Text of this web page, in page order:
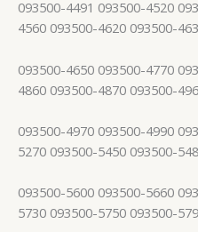
093500-4491 093500-4520
4560 093500-4620 093500-
093500-4650 093500-4770
4860 093500-4870 093500-
093500-4970 093500-4990
5270 093500-5450 093500-
093500-5600 093500-5660
5730 093500-5750 093500-